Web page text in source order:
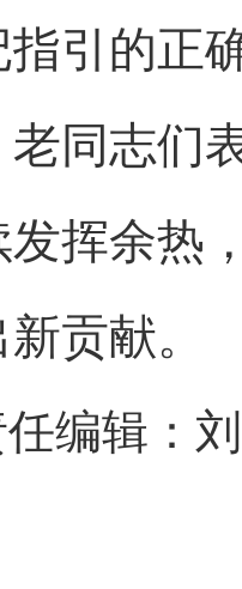
指引的正
老同志们
发挥余热
贡献。
编辑：